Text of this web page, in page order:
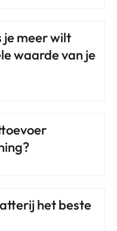
je meer wilt
waarde van je
het beste